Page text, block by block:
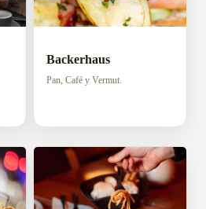
Backerhaus
Pan, Café y Vermut.